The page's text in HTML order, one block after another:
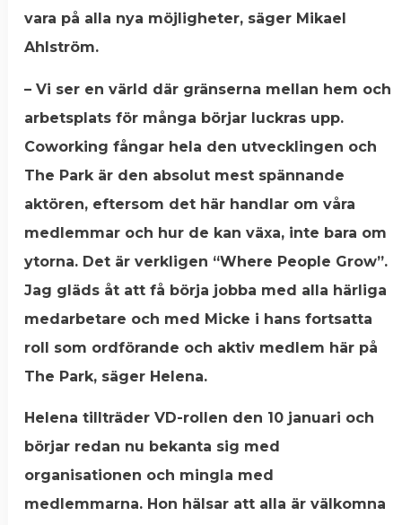
vara på alla nya möjligheter, säger Mikael
Ahlström.
– Vi ser en värld där gränserna mellan hem och
arbetsplats för många börjar luckras upp.
Coworking fångar hela den utvecklingen och
The Park är den absolut mest spännande
aktören, eftersom det här handlar om våra
medlemmar och hur de kan växa, inte bara om
ytorna. Det är verkligen “Where People Grow”.
Jag gläds åt att få börja jobba med alla härliga
medarbetare och med Micke i hans fortsatta
roll som ordförande och aktiv medlem här på
The Park, säger Helena.
Helena tillträder VD-rollen den 10 januari och
börjar redan nu bekanta sig med
organisationen och mingla med
medlemmarna. Hon hälsar att alla är välkomna